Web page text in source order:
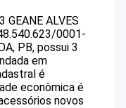
GEANE ALVES
0001-
PB, possui 3
em
é
econômica é
novos